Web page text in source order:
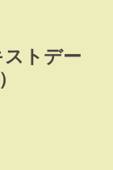
ストデー